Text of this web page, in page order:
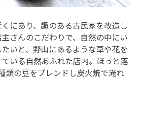
にあり、趣のある古民家を改造し
さんのこだわりで、自然の中にい
いと、野山にあるような草や花を
いる自然あふれた店内。ほっと落
類の豆をブレンドし炭火焼で淹れ